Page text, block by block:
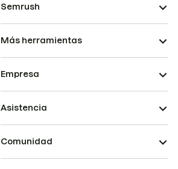
Semrush
Más herramientas
Empresa
Asistencia
Comunidad